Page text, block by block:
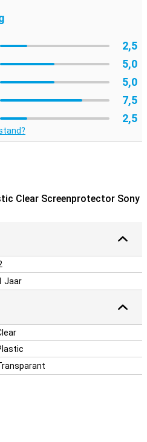
2,5
5,0
5,0
7,5
2,5
Clear Screenprotector Sony
Jaar